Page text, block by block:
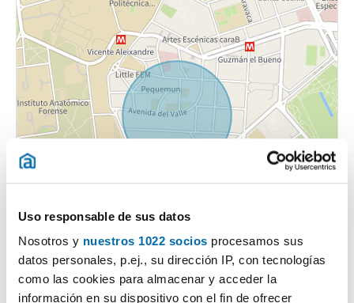
Uso responsable de sus datos
Nosotros y nuestros 1022 socios procesamos sus
datos personales, p.ej., su dirección IP, con tecnologías
como las cookies para almacenar y acceder la
información en su dispositivo con el fin de ofrecer
¿Qué opina la gente sobre el barrio Vallehermoso?